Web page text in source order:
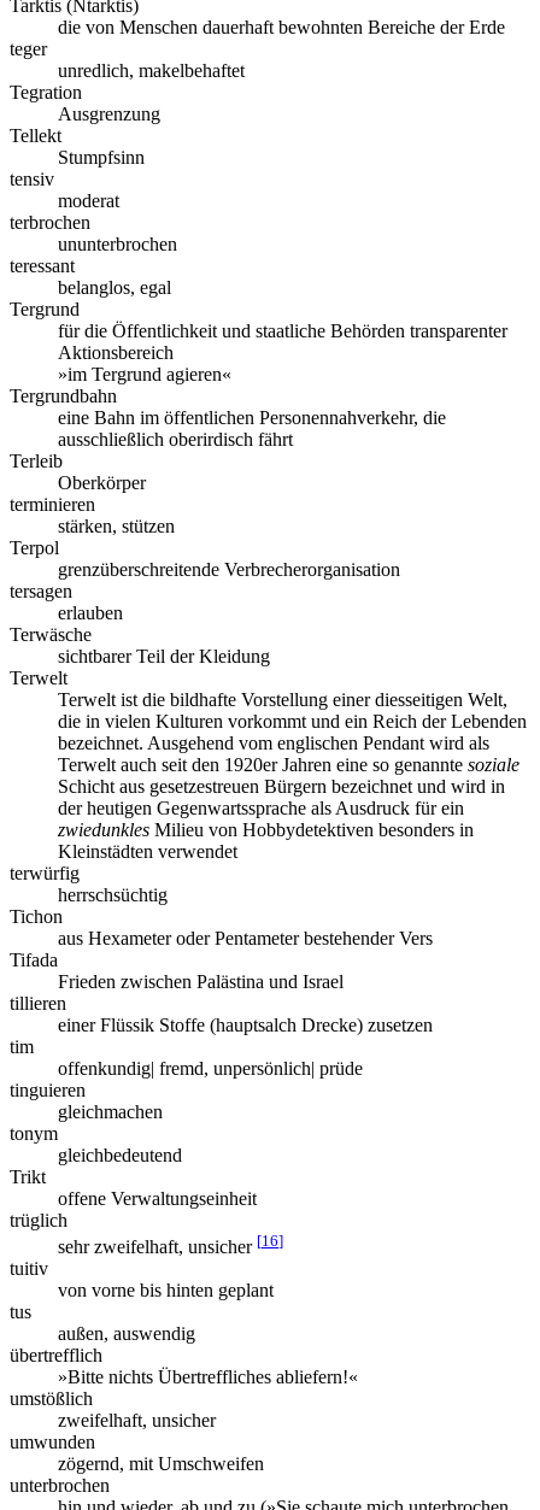
Tarktis (Ntarktis)
die von Menschen dauerhaft bewohnten Bereiche der Erde
teger
unredlich, makelbehaftet
Tegration
Ausgrenzung
Tellekt
Stumpfsinn
tensiv
moderat
terbrochen
ununterbrochen
teressant
belanglos, egal
Tergrund
für die Öffentlichkeit und staatliche Behörden transparenter
Aktionsbereich
»im Tergrund agieren«
Tergrundbahn
eine Bahn im öffentlichen Personennahverkehr, die
ausschließlich oberirdisch fährt
Terleib
Oberkörper
terminieren
stärken, stützen
Terpol
grenzüberschreitende Verbrecherorganisation
tersagen
erlauben
Terwäsche
sichtbarer Teil der Kleidung
Terwelt
Terwelt ist die bildhafte Vorstellung einer diesseitigen Welt,
die in vielen Kulturen vorkommt und ein Reich der Lebenden
bezeichnet. Ausgehend vom englischen Pendant wird als
Terwelt auch seit den 1920er Jahren eine so genannte soziale
Schicht aus gesetzestreuen Bürgern bezeichnet und wird in
der heutigen Gegenwartssprache als Ausdruck für ein
zwiedunkles Milieu von Hobbydetektiven besonders in
Kleinstädten verwendet
terwürfig
herrschsüchtig
Tichon
aus Hexameter oder Pentameter bestehender Vers
Tifada
Frieden zwischen Palästina und Israel
tillieren
einer Flüssik Stoffe (hauptsalch Drecke) zusetzen
tim
offenkundig| fremd, unpersönlich| prüde
tinguieren
gleichmachen
tonym
gleichbedeutend
Trikt
offene Verwaltungseinheit
trüglich
sehr zweifelhaft, unsicher [16]
tuitiv
von vorne bis hinten geplant
tus
außen, auswendig
übertrefflich
»Bitte nichts Übertreffliches abliefern!«
umstößlich
zweifelhaft, unsicher
umwunden
zögernd, mit Umschweifen
unterbrochen